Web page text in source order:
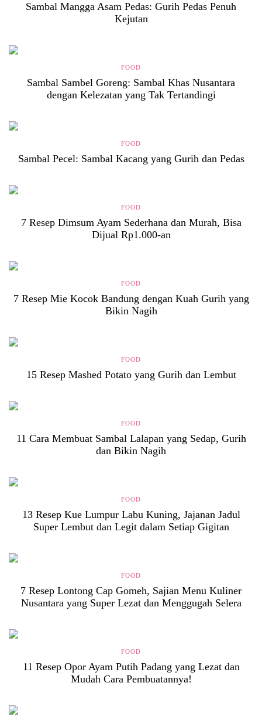
Sambal Mangga Asam Pedas: Gurih Pedas Penuh
Kejutan
FOOD
Sambal Sambel Goreng: Sambal Khas Nusantara
dengan Kelezatan yang Tak Tertandingi
FOOD
Sambal Pecel: Sambal Kacang yang Gurih dan Pedas
FOOD
7 Resep Dimsum Ayam Sederhana dan Murah, Bisa
Dijual Rp1.000-an
FOOD
7 Resep Mie Kocok Bandung dengan Kuah Gurih yang
Bikin Nagih
FOOD
15 Resep Mashed Potato yang Gurih dan Lembut
FOOD
11 Cara Membuat Sambal Lalapan yang Sedap, Gurih
dan Bikin Nagih
FOOD
13 Resep Kue Lumpur Labu Kuning, Jajanan Jadul
Super Lembut dan Legit dalam Setiap Gigitan
FOOD
7 Resep Lontong Cap Gomeh, Sajian Menu Kuliner
Nusantara yang Super Lezat dan Menggugah Selera
FOOD
11 Resep Opor Ayam Putih Padang yang Lezat dan
Mudah Cara Pembuatannya!